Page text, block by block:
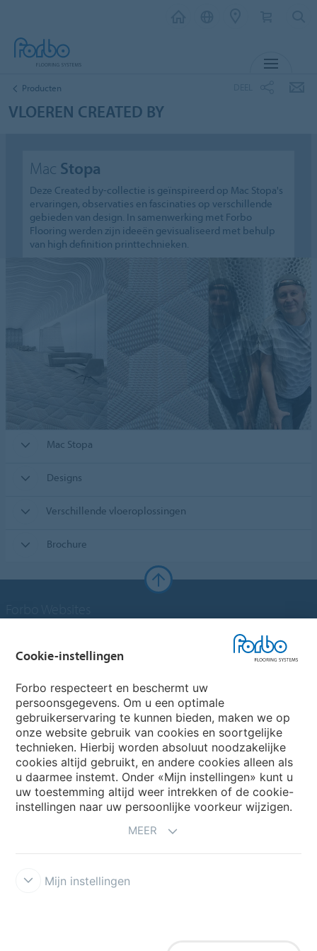
Producten
VLOEREN CREATED BY
Mac Stopa
Deze Created by-collectie is geïnspireerd op Mac Stopa's
ervaringen, observaties en fascinaties op verschillende
gebieden van design. In samenwerking met Forbo
Flooring werden zijn ideeën gevisualiseerd met behulp
van high definition printtechnieken.
Mac Stopa
Designs
Verschillende vloeroplossingen
Brochure
Forbo Flooring Systems
Forbo Movement Systems
Kies een land
Cookie-instellingen
Forbo respecteert en beschermt uw
persoonsgegevens. Om u een optimale
gebruikerservaring te kunnen bieden, maken we op
onze website gebruik van cookies en soortgelijke
technieken. Hierbij worden absoluut noodzakelijke
cookies altijd gebruikt, en andere cookies alleen als
u daarmee instemt. Onder «Mijn instellingen» kunt u
uw toestemming altijd weer intrekken of de cookie-
instellingen naar uw persoonlijke voorkeur wijzigen.
MEER
Mijn instellingen